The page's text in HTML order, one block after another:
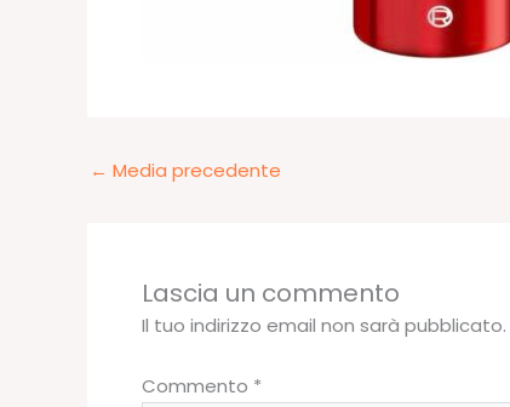
← Media precedente
Lascia un commento
Il tuo indirizzo email non sarà pubblicato.
Commento *